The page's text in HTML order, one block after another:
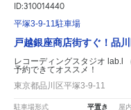
ID:310014440
平塚3-9-11駐車場
戸越銀座商店街すぐ！品
レコーディングスタジオ lab.l
予約できてオススメ！
東京都品川区平塚3-9-11
駐車場形式 平置き 屋